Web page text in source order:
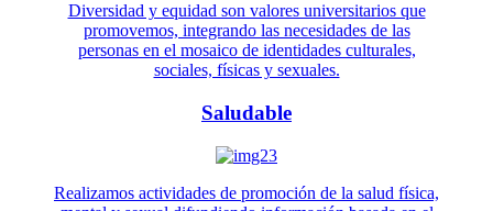
Diversidad y equidad son valores universitarios que
promovemos, integrando las necesidades de las
personas en el mosaico de identidades culturales,
sociales, físicas y sexuales.
Saludable
Realizamos actividades de promoción de la salud física,